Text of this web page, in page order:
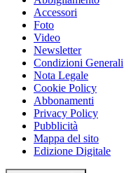
Accessori
Foto
Video
Newsletter
Condizioni Generali
Nota Legale
Cookie Policy
Abbonamenti
Privacy Policy
Pubblicità
Mappa del sito
Edizione Digitale